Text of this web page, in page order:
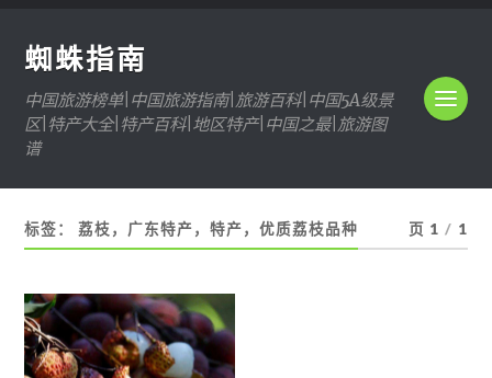
蜘蛛指南
中国旅游榜单|中国旅游指南|旅游百科|中国5A级景
区|特产大全|特产百科|地区特产|中国之最|旅游图
谱
标签：荔枝，广东特产，特产，优质荔枝品种 页 1 / 1